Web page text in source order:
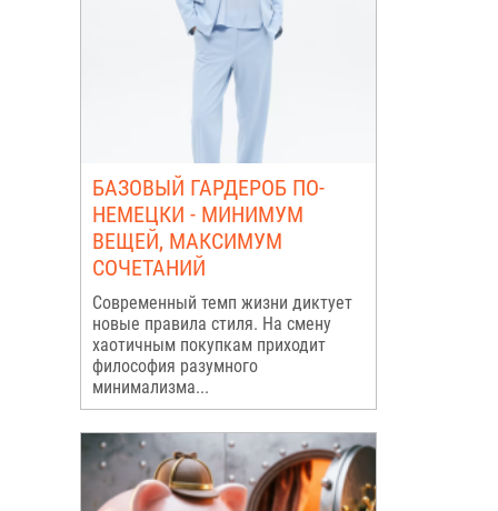
БАЗОВЫЙ ГАРДЕРОБ ПО-
НЕМЕЦКИ - МИНИМУМ
ВЕЩЕЙ, МАКСИМУМ
СОЧЕТАНИЙ
Современный темп жизни диктует
новые правила стиля. На смену
хаотичным покупкам приходит
философия разумного
минимализма...